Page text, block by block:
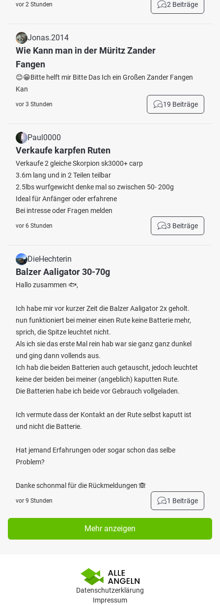
vor 2 Stunden 2 Beiträge
Jonas.2014
Wie Kann man in der Müritz Zander
Fangen
😊😁Bitte helft mir Bitte Das Ich ein Großen Zander Fangen
Kan
vor 3 Stunden 19 Beiträge
Paul0000
Verkaufe karpfen Ruten
Verkaufe 2 gleiche Skorpion sk3000+ carp
3.6m lang und in 2 Teilen teilbar
2.5lbs wurfgewicht denke mal so zwischen 50- 200g
Ideal für Anfänger oder erfahrene
Bei intresse oder Fragen melden
vor 6 Stunden 3 Beiträge
DieHechterin
Balzer Aaligator 30-70g
Hallo zusammen 🐟,
Ich habe mir vor kurzer Zeit die Balzer Aaligator 2x geholt.
nun funktioniert bei meiner einen Rute keine Batterie mehr,
sprich, die Spitze leuchtet nicht.
Als ich sie das erste Mal rein hab war sie ganz ganz dunkel
und ging dann vollends aus.
Ich hab die beiden Batterien auch getauscht, jedoch leuchtet
keine der beiden bei meiner (angeblich) kaputten Rute.
Die Batterien habe ich beide vor Gebrauch vollgeladen.
Ich vermute dass der Kontakt an der Rute selbst kaputt ist
und nicht die Batterie.
Hat jemand Erfahrungen oder sogar schon das selbe
Problem?
Danke schonmal für die Rückmeldungen 🙈
vor 9 Stunden 1 Beiträge
Mehr anzeigen
Datenschutzerklärung
Impressum